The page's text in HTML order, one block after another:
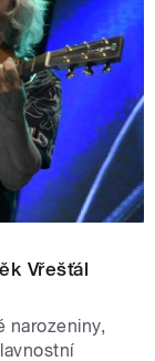
Vřešťál
narozeniny,